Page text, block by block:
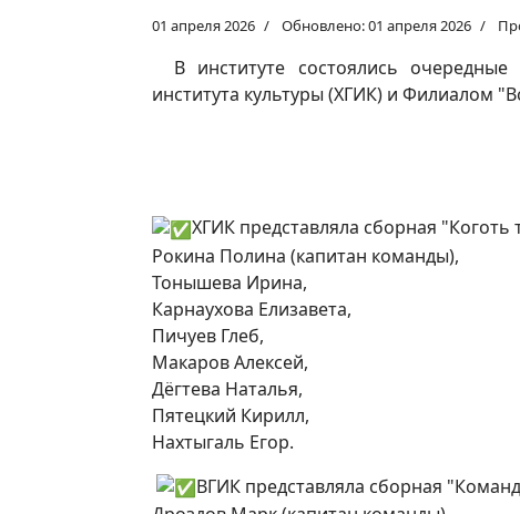
01 апреля 2026 Обновлено: 01 апреля 2026
В институте состоялись
института культуры (ХГИК) и Филиалом
ХГИК представляла сборная "Коготь
Рокина Полина (капитан команды),
Тонышева Ирина,
Карнаухова Елизавета,
Пичуев Глеб,
Макаров Алексей,
Дёгтева Наталья,
Пятецкий Кирилл,
Нахтыгаль Егор.
ВГИК представляла сборная